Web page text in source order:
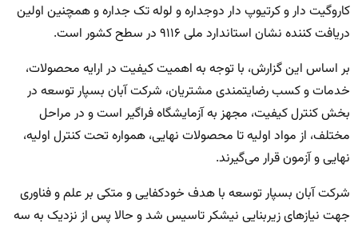
کاروگیت دار و کرتیوپ دار دوجداره و لوله تک جداره و همچنین اولین
دریافت کننده نشان استاندارد ملی ۹۱۱۶ در سطح کشور است.
بر اساس این گزارش، با توجه به اهمیت کیفیت در ارایه محصولات،
خدمات و کسب رضایتمندی مشتریان، شرکت آبان بسپار توسعه در
بخش کنترل کیفیت، مجهز به آزمایشگاه فراگیر است و در مراحل
مختلف، از مواد اولیه تا محصولات نهایی، همواره تحت کنترل اولیه،
نهایی و آزمون قرار می‌گیرند.
شرکت آبان بسپار توسعه با هدف خودکفایی و متکی بر علم و فناوری
جهت نیازهای زیربنایی نیشکر تاسیس شد و حالا پس از نزدیک به سه